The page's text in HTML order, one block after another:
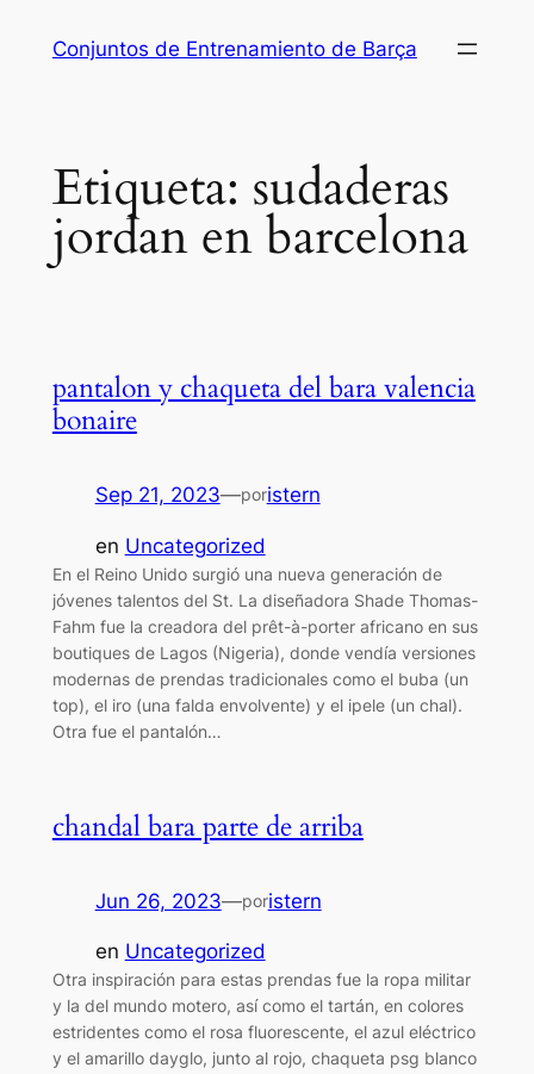
Conjuntos de Entrenamiento de Barça
Etiqueta: sudaderas
jordan en barcelona
pantalon y chaqueta del bara valencia
bonaire
Sep 21, 2023—poristern
en Uncategorized
En el Reino Unido surgió una nueva generación de
jóvenes talentos del St. La diseñadora Shade Thomas-
Fahm fue la creadora del prêt-à-porter africano en sus
boutiques de Lagos (Nigeria), donde vendía versiones
modernas de prendas tradicionales como el buba (un
top), el iro (una falda envolvente) y el ipele (un chal).
Otra fue el pantalón…
chandal bara parte de arriba
Jun 26, 2023—poristern
en Uncategorized
Otra inspiración para estas prendas fue la ropa militar
y la del mundo motero, así como el tartán, en colores
estridentes como el rosa fluorescente, el azul eléctrico
y el amarillo dayglo, junto al rojo, chaqueta psg blanco